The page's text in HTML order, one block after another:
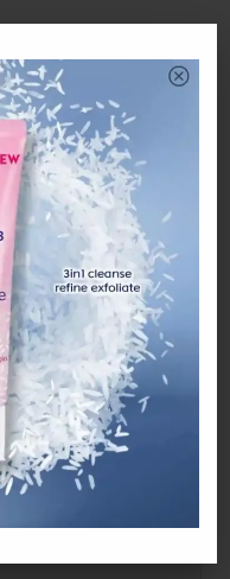
Ini’. Zamani Slam
Mengaku Mohon Bntuan
10 Bulan Ini
Dlm Kereta